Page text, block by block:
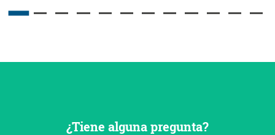
¿Tiene alguna pregunta?